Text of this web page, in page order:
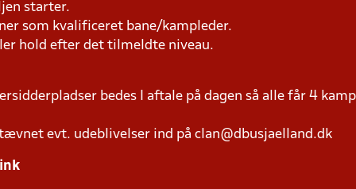
starter.
som kvalificeret bane/kampleder.
hold efter det tilmeldte niveau.
bedes I aftale på dagen så alle får 4
evt. udeblivelser ind på clan@dbusjaelland.dk